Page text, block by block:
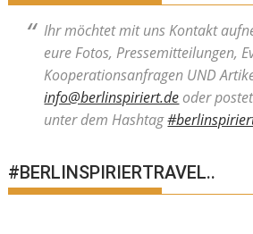
Ihr möchtet mit uns Kontakt
eure Fotos, Pressemitteilungen,
Kooperationsanfragen UND
info@berlinspiriert.deoder
unter dem Hashtag
#BERLINSPIRIERTRAVEL..